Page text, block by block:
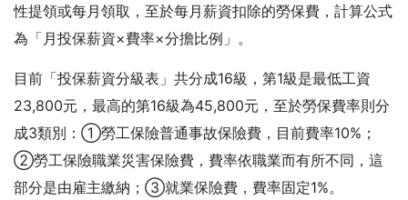
性提領或每月領取，至於每月薪資扣除的勞保費，計算公式
為「月投保薪資×費率×分擔比例」。
目前「投保薪資分級表」共分成16級，第1級是最低工資
23,800元，最高的第16級為45,800元，至於勞保費率則分
成3類別：①勞工保險普通事故保險費，目前費率10%；
②勞工保險職業災害保險費，費率依職業而有所不同，這
部分是由雇主繳納；③就業保險費，費率固定1%。